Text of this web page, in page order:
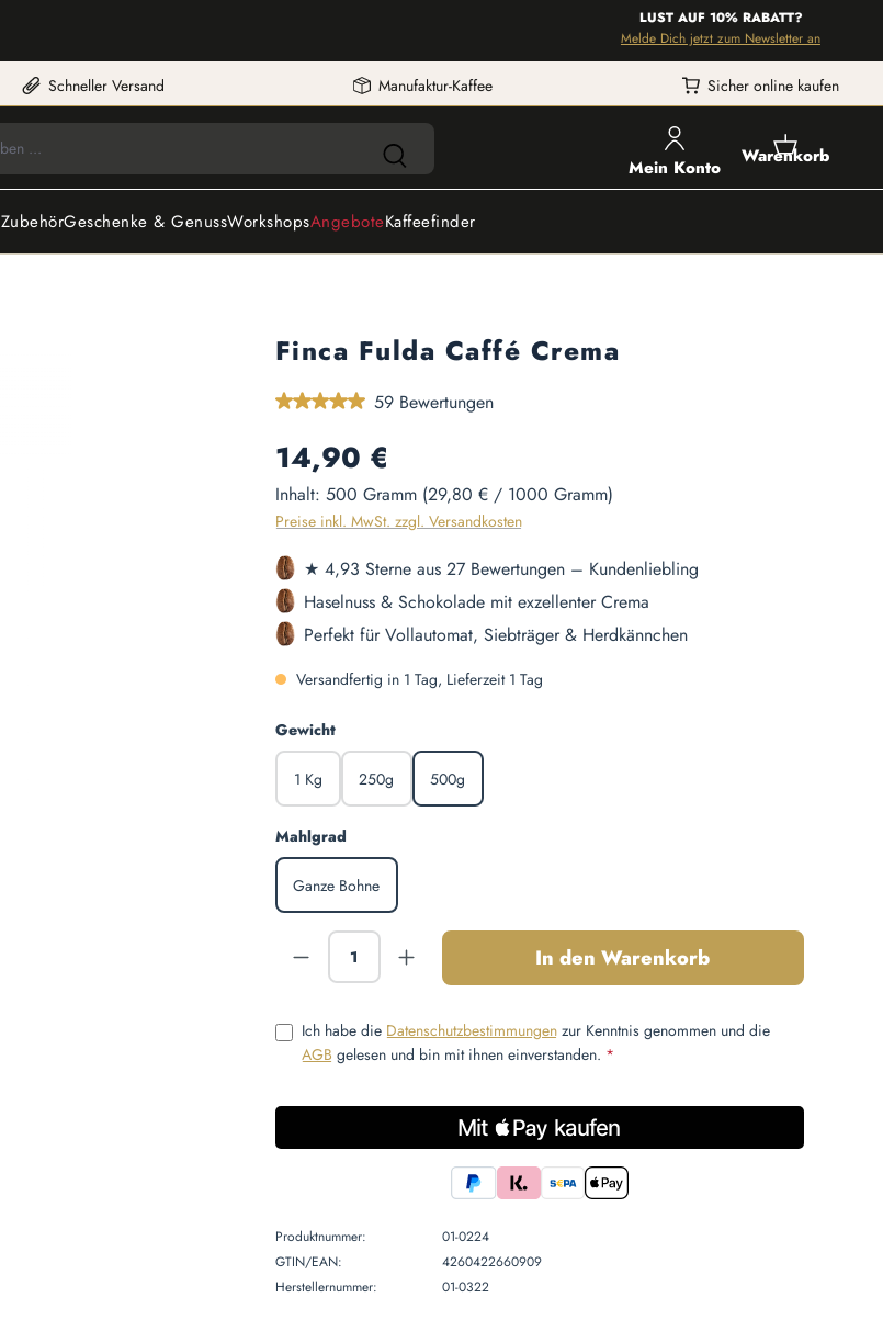
LUST AUF 10% RABATT?
Melde Dich jetzt zum Newsletter an
Schneller Versand Manufaktur-Kaffee Sicher online kaufen
Mein Konto Warenkorb
ZubehörGeschenke & GenussWorkshopsAngeboteKaffeefinder
Finca Fulda Caffé Crema
Durchschnittliche Bewertung von 4.97 von 5 Sternen
59 Bewertungen
Regulärer Preis:
14,90 €
Inhalt: 500 Gramm (29,80 € / 1000 Gramm)
Preise inkl. MwSt. zzgl. Versandkosten
★ 4,93 Sterne aus 27 Bewertungen – Kundenliebling
Haselnuss & Schokolade mit exzellenter Crema
Perfekt für Vollautomat, Siebträger & Herdkännchen
Versandfertig in 1 Tag, Lieferzeit 1 Tag
Gewichtauswählen
1 Kg 250g 500g
Mahlgradauswählen
Ganze Bohne
Produkt Anzahl: Gib den gewünschten Wert ein
In den Warenkorb
Ich habe die Datenschutzbestimmungenzur Kenntnis genommen und die
AGB gelesen und bin mit ihnen einverstanden. *
Produktnummer:
01-0224
GTIN/EAN:
4260422660909
Herstellernummer:
01-0322